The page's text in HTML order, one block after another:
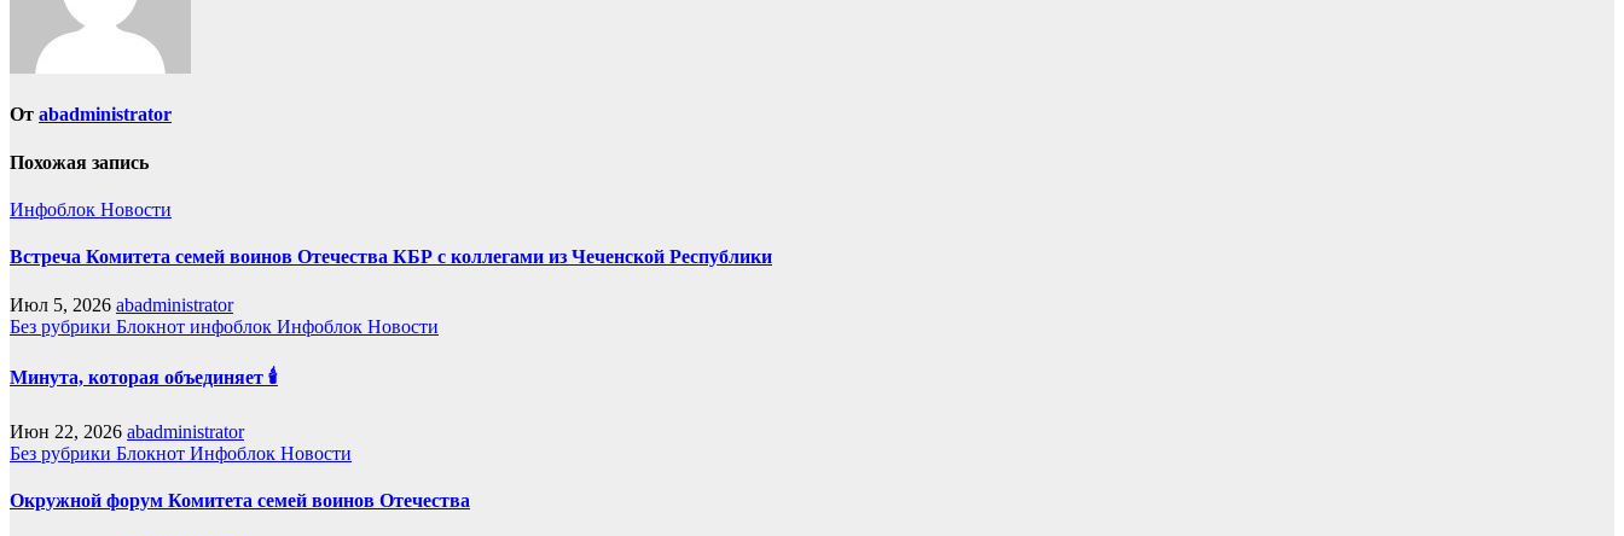
От abadministrator
Похожая запись
Инфоблок Новости
Встреча Комитета семей воинов Отечества КБР с коллегами из Чеченской Республики
Июл 5, 2026 abadministrator
Без рубрики Блокнот инфоблок Инфоблок Новости
Минута, которая объединяет 🕯️
Июн 22, 2026 abadministrator
Без рубрики Блокнот Инфоблок Новости
Окружной форум Комитета семей воинов Отечества